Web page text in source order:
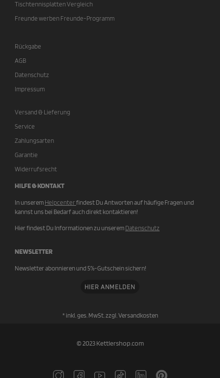
Tischtennisplatten Vergleich
Freunde werben Freunde-Programm
Rückgabe
AGB
Datenschutz
Impressum
Versand & Lieferung
Service
Zahlungsarten
Garantie
Widerrufsrecht
HILFE & KONTAKT
In unserem Helpcenter findest Du Antworten auf häufige Fragen und
kannst uns bei Bedarf auch direkt kontaktieren!
Hier findest Du Informationen zu unserem Datenschutz
NEWSLETTER
Newsletter abonnieren und 5%-Gutschein sichern!
HIER ANMELDEN
* inkl. ges. MwSt. zzgl.Versandkosten
© 2023 Kettlershop.com